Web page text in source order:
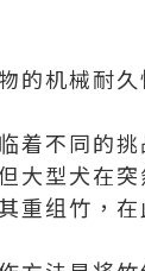
的机械耐久
着不同的
大型犬在
重组竹，